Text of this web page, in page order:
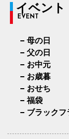
イベント
EVENT
母の日
父の日
お中元
お歳暮
おせち
福袋
ブラックフ